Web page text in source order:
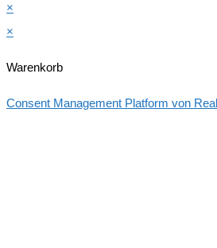
×
×
Warenkorb
Consent Management Platform von